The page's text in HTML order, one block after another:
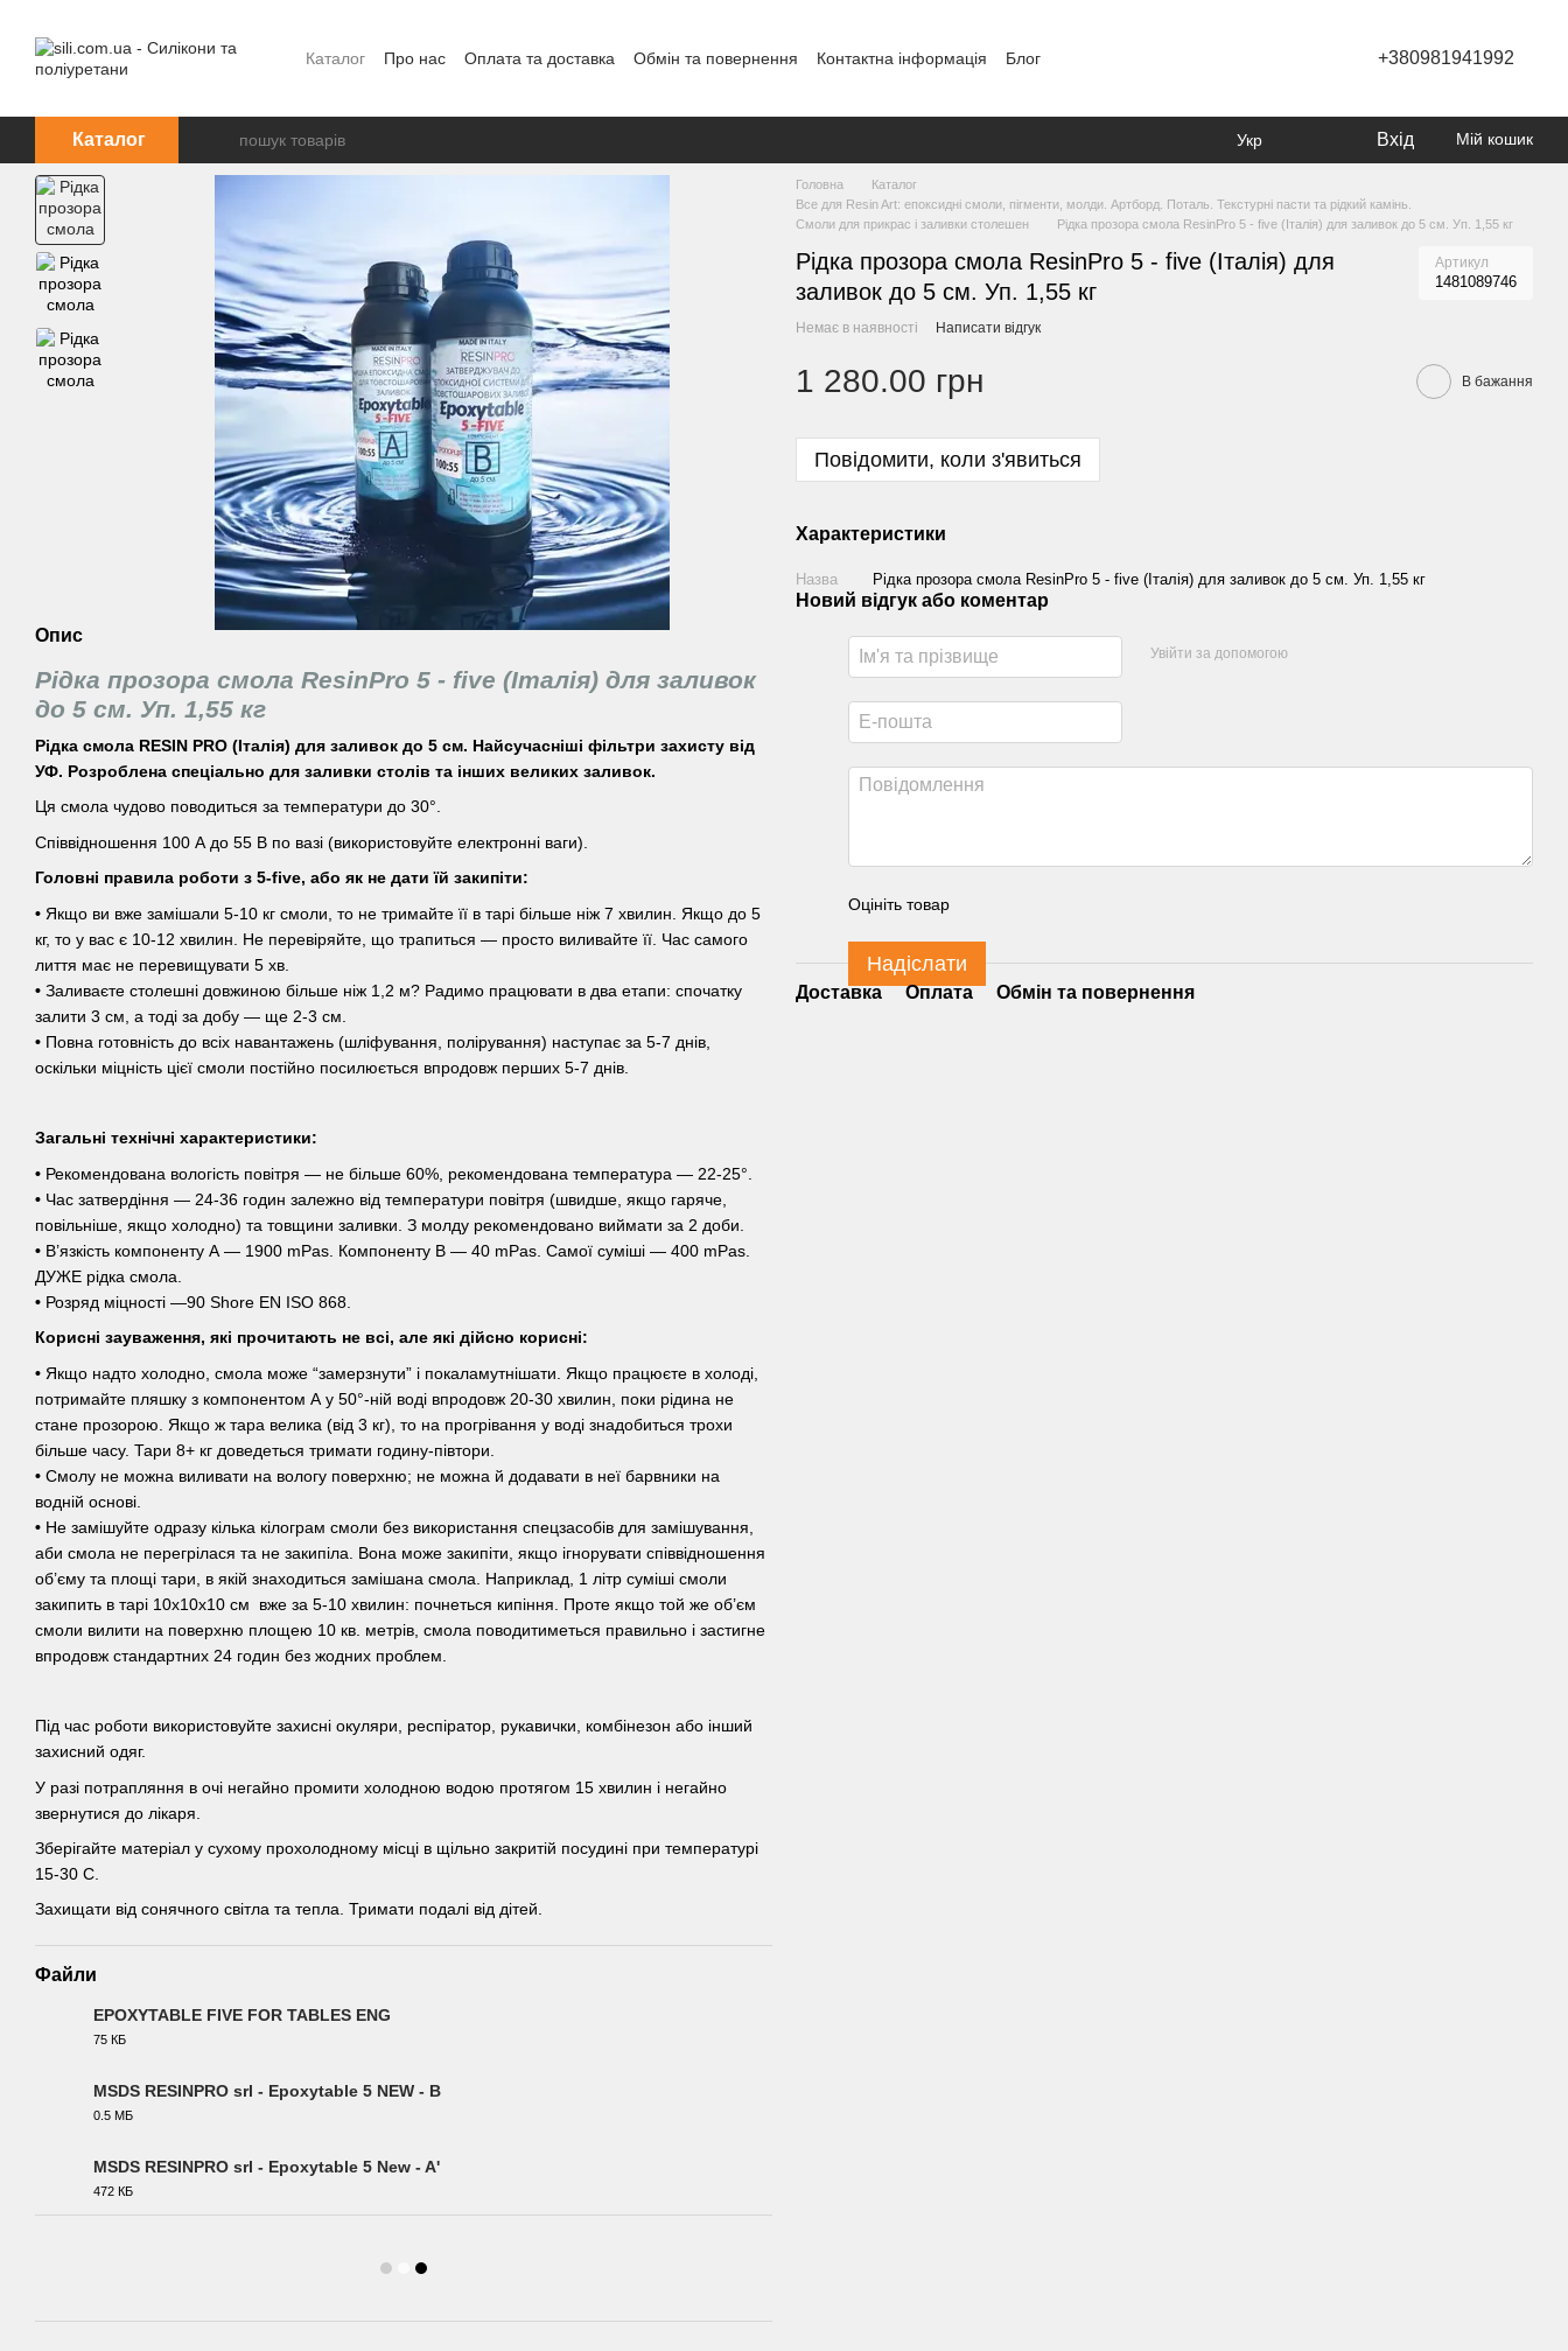
Каталог Про нас Оплата та доставка Обмін та повернення Контактна інформація Блог +380981941992
Каталог Укр Вхід Мій кошик
Опис
Рідка прозора смола ResinPro 5 - five (Італія) для заливок
до 5 см. Уп. 1,55 кг
Рідка смола RESIN PRO (Італія) для заливок до 5 см. Найсучасніші фільтри захисту від
УФ. Розроблена спеціально для заливки столів та інших великих заливок.
Ця смола чудово поводиться за температури до 30°.
Співвідношення 100 А до 55 В по вазі (використовуйте електронні ваги).
Головні правила роботи з 5-five, або як не дати їй закипіти:
• Якщо ви вже замішали 5-10 кг смоли, то не тримайте її в тарі більше ніж 7 хвилин. Якщо до 5
кг, то у вас є 10-12 хвилин. Не перевіряйте, що трапиться — просто виливайте її. Час самого
лиття має не перевищувати 5 хв.
• Заливаєте столешні довжиною більше ніж 1,2 м? Радимо працювати в два етапи: спочатку
залити 3 см, а тоді за добу — ще 2-3 см.
• Повна готовність до всіх навантажень (шліфування, полірування) наступає за 5-7 днів,
оскільки міцність цієї смоли постійно посилюється впродовж перших 5-7 днів.
Загальні технічні характеристики:
• Рекомендована вологість повітря — не більше 60%, рекомендована температура — 22-25°.
• Час затвердіння — 24-36 годин залежно від температури повітря (швидше, якщо гаряче,
повільніше, якщо холодно) та товщини заливки. З молду рекомендовано виймати за 2 доби.
• В’язкість компоненту А — 1900 mPas. Компоненту B — 40 mPas. Самої суміші — 400 mPas.
ДУЖЕ рідка смола.
• Розряд міцності —90 Shore EN ISO 868.
Корисні зауваження, які прочитають не всі, але які дійсно корисні:
• Якщо надто холодно, смола може “замерзнути” і покаламутнішати. Якщо працюєте в холоді,
потримайте пляшку з компонентом А у 50°-ній воді впродовж 20-30 хвилин, поки рідина не
стане прозорою. Якщо ж тара велика (від 3 кг), то на прогрівання у воді знадобиться трохи
більше часу. Тари 8+ кг доведеться тримати годину-півтори.
• Смолу не можна виливати на вологу поверхню; не можна й додавати в неї барвники на
водній основі.
• Не замішуйте одразу кілька кілограм смоли без використання спецзасобів для замішування,
аби смола не перегрілася та не закипіла. Вона може закипіти, якщо ігнорувати співвідношення
об’єму та площі тари, в якій знаходиться замішана смола. Наприклад, 1 літр суміші смоли
закипить в тарі 10х10х10 см вже за 5-10 хвилин: почнеться кипіння. Проте якщо той же об’єм
смоли вилити на поверхню площею 10 кв. метрів, смола поводитиметься правильно і застигне
впродовж стандартних 24 годин без жодних проблем.
Під час роботи використовуйте захисні окуляри, респіратор, рукавички, комбінезон або інший
захисний одяг.
У разі потрапляння в очі негайно промити холодною водою протягом 15 хвилин і негайно
звернутися до лікаря.
Зберігайте матеріал у сухому прохолодному місці в щільно закритій посудині при температурі
15-30 С.
Захищати від сонячного світла та тепла. Тримати подалі від дітей.
Файли
EPOXYTABLE FIVE FOR TABLES ENG
75 КБ
MSDS RESINPRO srl - Epoxytable 5 NEW - B
0.5 МБ
MSDS RESINPRO srl - Epoxytable 5 New - A'
472 КБ
Головна
Каталог
Все для Resin Art: епоксидні смоли, пігменти, молди. Артборд. Поталь. Текстурні пасти та рідкий камінь.
Смоли для прикрас і заливки столешен
Рідка прозора смола ResinPro 5 - five (Італія) для заливок до 5 см. Уп. 1,55 кг
Рідка прозора смола ResinPro 5 - five (Італія) для
заливок до 5 см. Уп. 1,55 кг
Артикул
1481089746
Немає в наявності Написати відгук
1 280.00 грн В бажання
Повідомити, коли з'явиться
Характеристики
Назва Рідка прозора смола ResinPro 5 - five (Італія) для заливок до 5 см. Уп. 1,55 кг
Новий відгук або коментар
Увійти за допомогою
Оцініть товар
Надіслати
Доставка Оплата Обмін та повернення